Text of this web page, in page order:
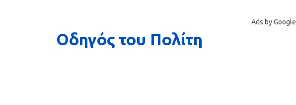
Ads by Google